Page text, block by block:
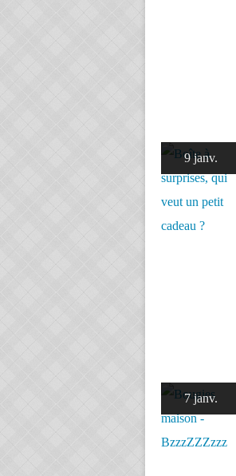
9 janv.
7 janv.